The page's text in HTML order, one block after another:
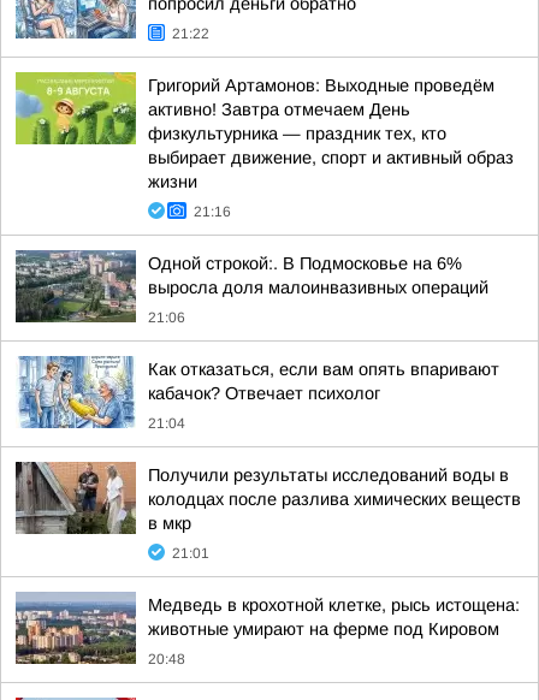
21:22
Григорий Артамонов: Выходные проведём
активно! Завтра отмечаем День
физкультурника — праздник тех, кто
выбирает движение, спорт и активный образ
жизни
21:16
Одной строкой:. В Подмосковье на 6%
выросла доля малоинвазивных операций
21:06
Как отказаться, если вам опять впаривают
кабачок? Отвечает психолог
21:04
Получили результаты исследований воды в
колодцах после разлива химических веществ
в мкр
21:01
Медведь в крохотной клетке, рысь истощена:
животные умирают на ферме под Кировом
20:48